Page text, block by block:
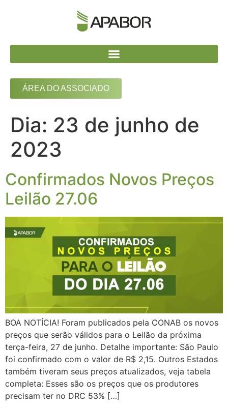
ÁREA DO ASSOCIADO
Dia: 23 de junho de
2023
Confirmados Novos Preços
Leilão 27.06
BOA NOTÍCIA! Foram publicados pela CONAB os novos
preços que serão válidos para o Leilão da próxima
terça-feira, 27 de junho. Detalhe importante: São Paulo
foi confirmado com o valor de R$ 2,15. Outros Estados
também tiveram seus preços atualizados, veja tabela
completa: Esses são os preços que os produtores
precisam ter no DRC 53% […]